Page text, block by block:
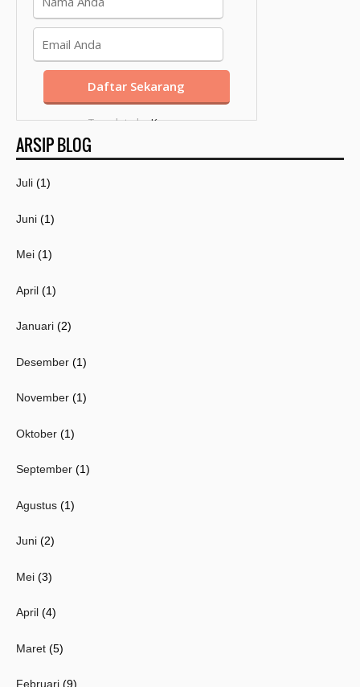
Template byKang
Mousir
ARSIP BLOG
Juli (1)
Juni (1)
Mei (1)
April (1)
Januari (2)
Desember (1)
November (1)
Oktober (1)
September (1)
Agustus (1)
Juni (2)
Mei (3)
April (4)
Maret (5)
Februari (9)